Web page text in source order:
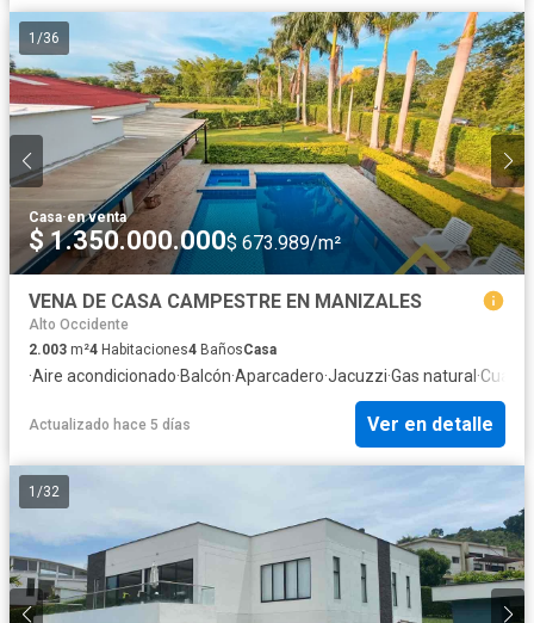
1 /36
Casa·en venta
$ 1.350.000.000$ 673.989/m²
VENA DE CASA CAMPESTRE EN MANIZALES
Alto Occidente
2.003 m²4 Habitaciones4 BañosCasa
·Aire acondicionado·Balcón·Aparcadero·Jacuzzi·Gas natural ·
Actualizado hace 5 días Ver en detalle
1 /32